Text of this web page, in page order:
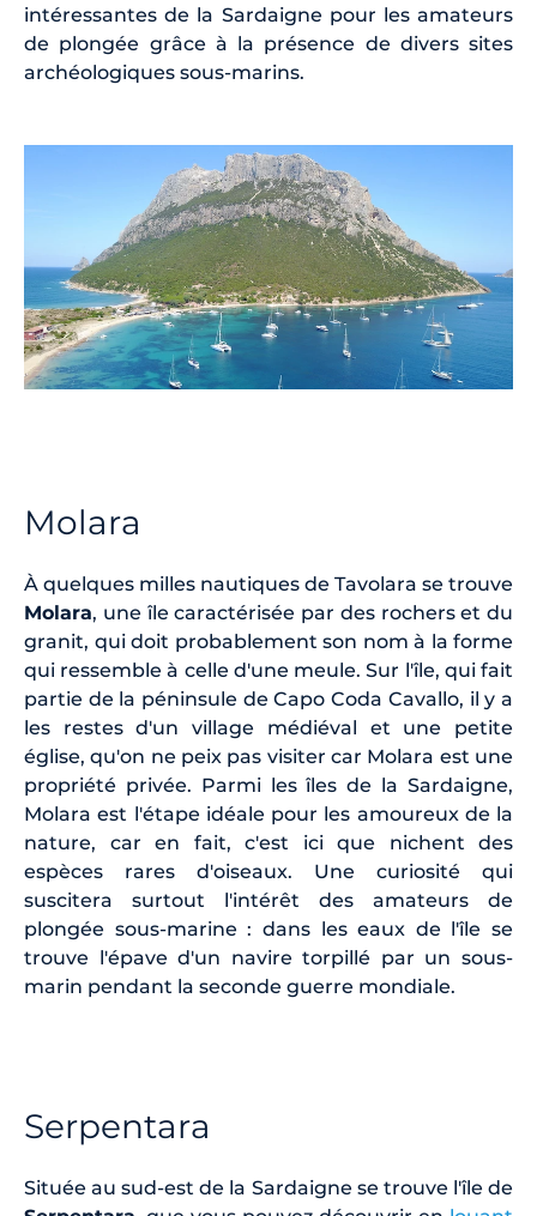
intéressantes de la Sardaigne pour les amateurs
de plongée grâce à la présence de divers sites
archéologiques sous-marins.
Molara
À quelques milles nautiques de Tavolara se trouve
Molara, une île caractérisée par des rochers et du
granit, qui doit probablement son nom à la forme
qui ressemble à celle d'une meule. Sur l'île, qui fait
partie de la péninsule de Capo Coda Cavallo, il y a
les restes d'un village médiéval et une petite
église, qu'on ne peix pas visiter car Molara est une
propriété privée. Parmi les îles de la Sardaigne,
Molara est l'étape idéale pour les amoureux de la
nature, car en fait, c'est ici que nichent des
espèces rares d'oiseaux. Une curiosité qui
suscitera surtout l'intérêt des amateurs de
plongée sous-marine : dans les eaux de l'île se
trouve l'épave d'un navire torpillé par un sous-
marin pendant la seconde guerre mondiale.
Serpentara
Située au sud-est de la Sardaigne se trouve l'île de